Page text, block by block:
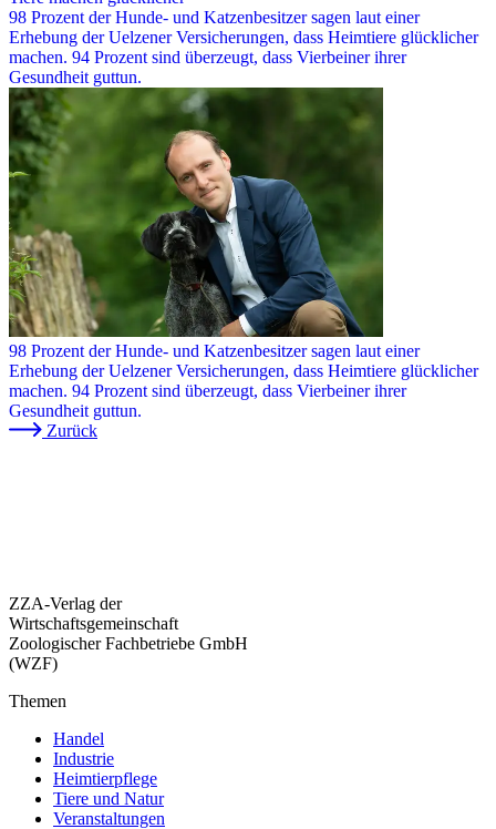
98 Prozent der Hunde- und Katzenbesitzer sagen laut einer
Erhebung der Uelzener Versicherungen, dass Heimtiere glücklicher
machen. 94 Prozent sind überzeugt, dass Vierbeiner ihrer
Gesundheit guttun.
98 Prozent der Hunde- und Katzenbesitzer sagen laut einer
Erhebung der Uelzener Versicherungen, dass Heimtiere glücklicher
machen. 94 Prozent sind überzeugt, dass Vierbeiner ihrer
Gesundheit guttun.
Zurück
ZZA-Verlag der
Wirtschaftsgemeinschaft
Zoologischer Fachbetriebe GmbH
(WZF)
Themen
Handel
Industrie
Heimtierpflege
Tiere und Natur
Veranstaltungen